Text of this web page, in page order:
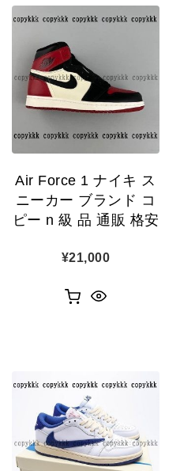
Air Force 1 ナイキ ス
ニーカー ブランド コ
ピー n 級 品 通販 格安
¥21,000